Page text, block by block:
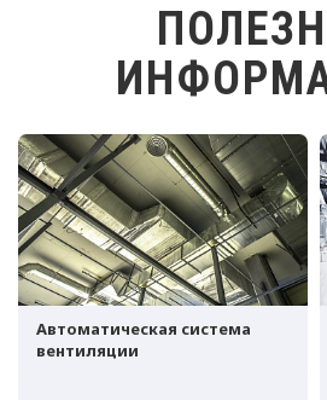
Автоматическая система
вентиляции